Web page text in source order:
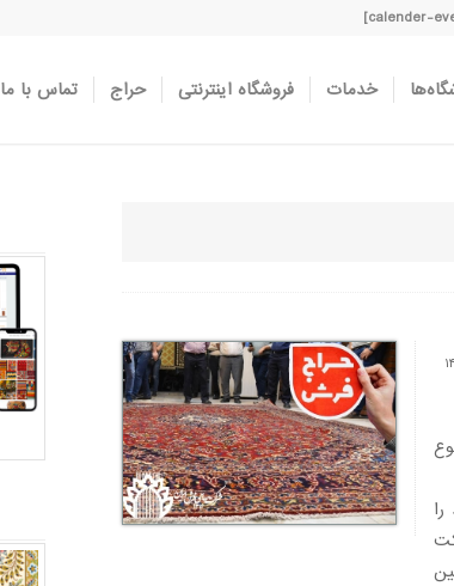
خدمات فروشگاه اینترنتی حراج تماس با ما